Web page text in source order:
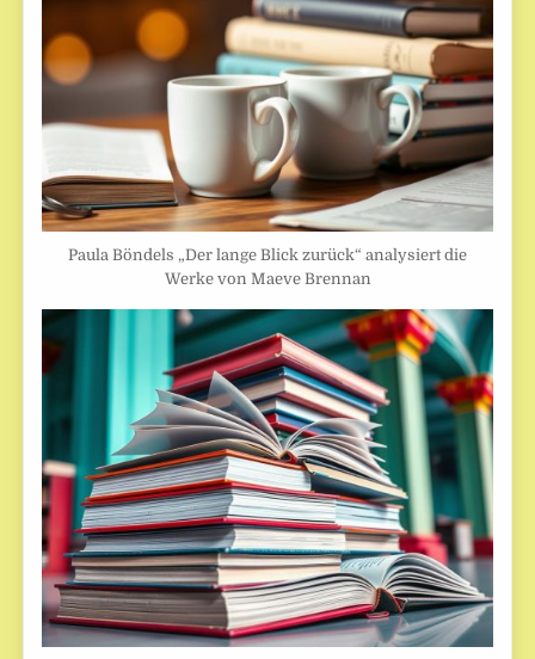
Paula Böndels „Der lange Blick zurück“ analysiert die
Werke von Maeve Brennan